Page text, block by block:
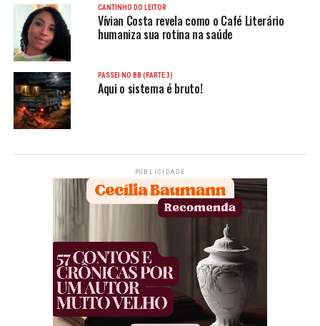
CANTINHO DO LEITOR
Vívian Costa revela como o Café Literário
humaniza sua rotina na saúde
PASSEI NO BB (PARTE 3)
Aqui o sistema é bruto!
PUBLICIDADE